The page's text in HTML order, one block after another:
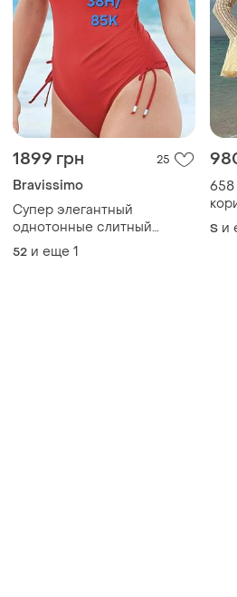
1899 грн 25
Bravissimo
Супер элегантный
однотонные слитный
купальник батал на пышные
груди от bravissimo(новой)
52 и еще 1
658
S и